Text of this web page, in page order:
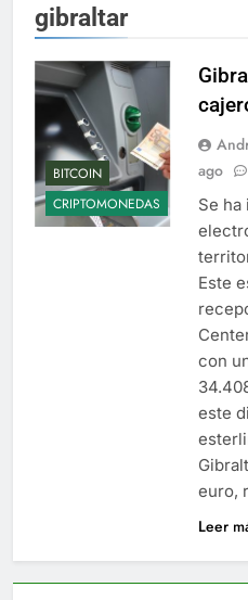
gibraltar
BITCOIN
CRIPTOMONEDAS
ago
Se
Este
con
este
euro,
Leer